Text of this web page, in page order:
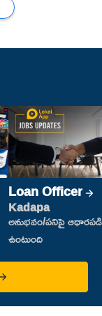
Loan Officer
Kadapa
అనుభవం/పనిపై ఆధారపడి
ఉంటుంది